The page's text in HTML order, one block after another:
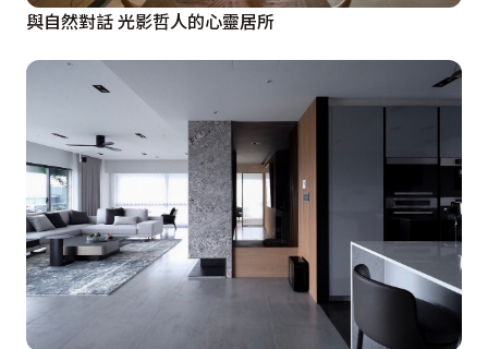
與自然對話 光影哲人的心靈居所